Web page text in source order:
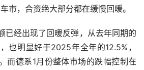
市，合资绝大部分都在缓慢回暖。
已经出现了回暖反弹，从去年同期的
也明显好于2025年全年的12.5%，
而德系1月份整体市场的跌幅控制在